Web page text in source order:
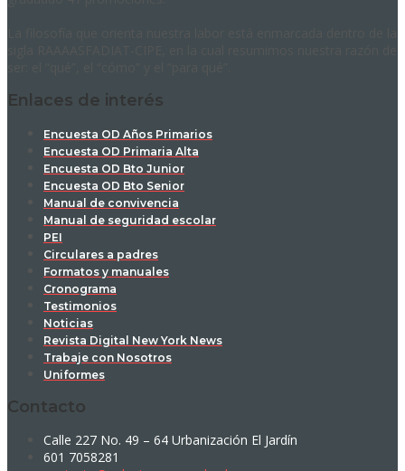
Enlaces de interés
Encuesta OD Años Primarios
Encuesta OD Primaria Alta
Encuesta OD Bto Junior
Encuesta OD Bto Senior
Manual de convivencia
Manual de seguridad escolar
PEI
Circulares a padres
Formatos y manuales
Cronograma
Testimonios
Noticias
Revista Digital New York News
Trabaje con Nosotros
Uniformes
Contacto
Calle 227 No. 49 – 64 Urbanización El Jardín
601 7058281